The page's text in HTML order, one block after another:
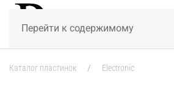
Перейти к содержимому
Каталог пластинок Electronic